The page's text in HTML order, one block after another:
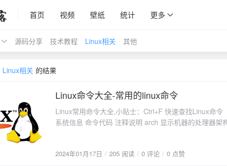
首页 视频 壁纸 统计 更多
源码分享 技术教程 Linux相关 其他
Linux相关 的结果
2024-01-17
Linux命令大全-常用的linux命令
Linux常用命令大全,小贴士：Ctrl+F 快速查找Linux命令（点标题可收缩、展开） Linux命令 — 系统信息 命令代码 注释说明 arch 显示机器的处理器架构（1） uname -m 显示机器的处理器架构（2） uname -r 显示正在使用的内核版本 dmidecode -q 显示硬件系统部件 - (SMBIOS / DMI) hdparm -i /dev/hda 罗列一个磁盘的架构特性 hdparm -tT /dev/sda 在磁盘上执行测试性读取操作 cat /proc/cpuinfo 显示CPU info的信息 cat /proc/interrupts 显示中断 cat /proc/meminfo 校验内存使用 cat /proc/swaps 显示哪些swap被使用 cat /proc/version 显示内核的版本 cat /proc/net/dev 显示网络适配器及统计 cat /proc/mounts 显示已加载的文件系统 lspci -tv 罗列 PCI 设备 lsusb -tv 显示 USB 设备 date 显示系统日期 cal 2007 显示2007年的日历表 date 041217002007.00 设置日期和时间 - 月日时分年.秒 clock -w 将时间修改保存到 BIOS Linux命令 — 系统关机 (关机、重启以及登出 ) 命令代码 注释说明 shutdown -h now 关闭系统 init 0
2024年01月17日 205 阅读 0 评论 0 点赞